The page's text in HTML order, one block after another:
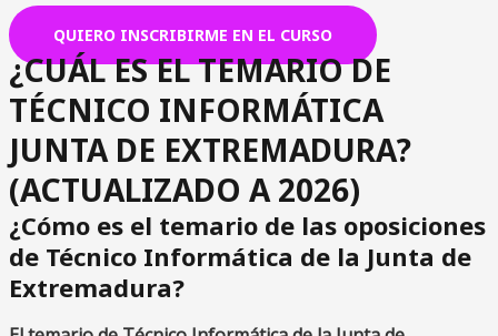
QUIERO INSCRIBIRME EN EL CURSO
¿CUÁL ES EL TEMARIO DE
TÉCNICO INFORMÁTICA
JUNTA DE EXTREMADURA?
(ACTUALIZADO A 2026)
¿Cómo es el temario de las oposiciones
de Técnico Informática de la Junta de
Extremadura?